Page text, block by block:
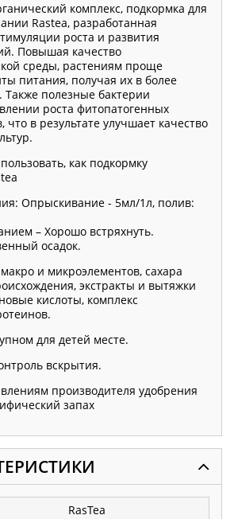
комплекс, подкормка для
Rastea, разработанная
роста и развития
Повышая качество
среды, растениям проще
питания, получая их в более
Также полезные бактерии
роста фитопатогенных
что в результате улучшает качество
как подкормку
Опрыскивание - 5мл/1л, полив:
– Хорошо встряхнуть.
осадок.
и микроэлементов, сахара
экстракты и вытяжки
кислоты, комплекс
для детей месте.
вскрытия.
производителя удобрения
запах
RasTea